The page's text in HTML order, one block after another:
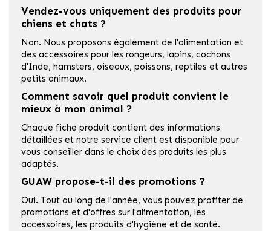
Vendez-vous uniquement des produits pour
chiens et chats ?
Non. Nous proposons également de l'alimentation et
des accessoires pour les rongeurs, lapins, cochons
d'Inde, hamsters, oiseaux, poissons, reptiles et autres
petits animaux.
Comment savoir quel produit convient le
mieux à mon animal ?
Chaque fiche produit contient des informations
détaillées et notre service client est disponible pour
vous conseiller dans le choix des produits les plus
adaptés.
GUAW propose-t-il des promotions ?
Oui. Tout au long de l'année, vous pouvez profiter de
promotions et d'offres sur l'alimentation, les
accessoires, les produits d'hygiène et de santé.